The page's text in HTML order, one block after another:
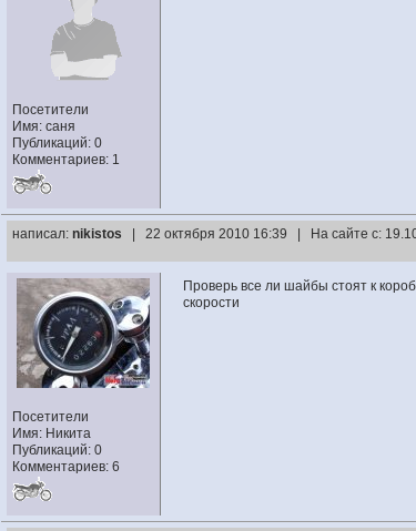
Посетители
Имя: саня
Публикаций: 0
Комментариев: 1
написал: nikistos | 22 октября 2010 16:39 | На сайте с:
Посетители
Имя: Никита
Публикаций: 0
Комментариев: 6
Проверь все ли шайбы стоят к
скорости